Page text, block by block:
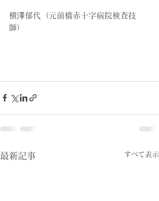
横澤郁代（元前橋赤十字病院検査技
師）
最新記事 すべて表示